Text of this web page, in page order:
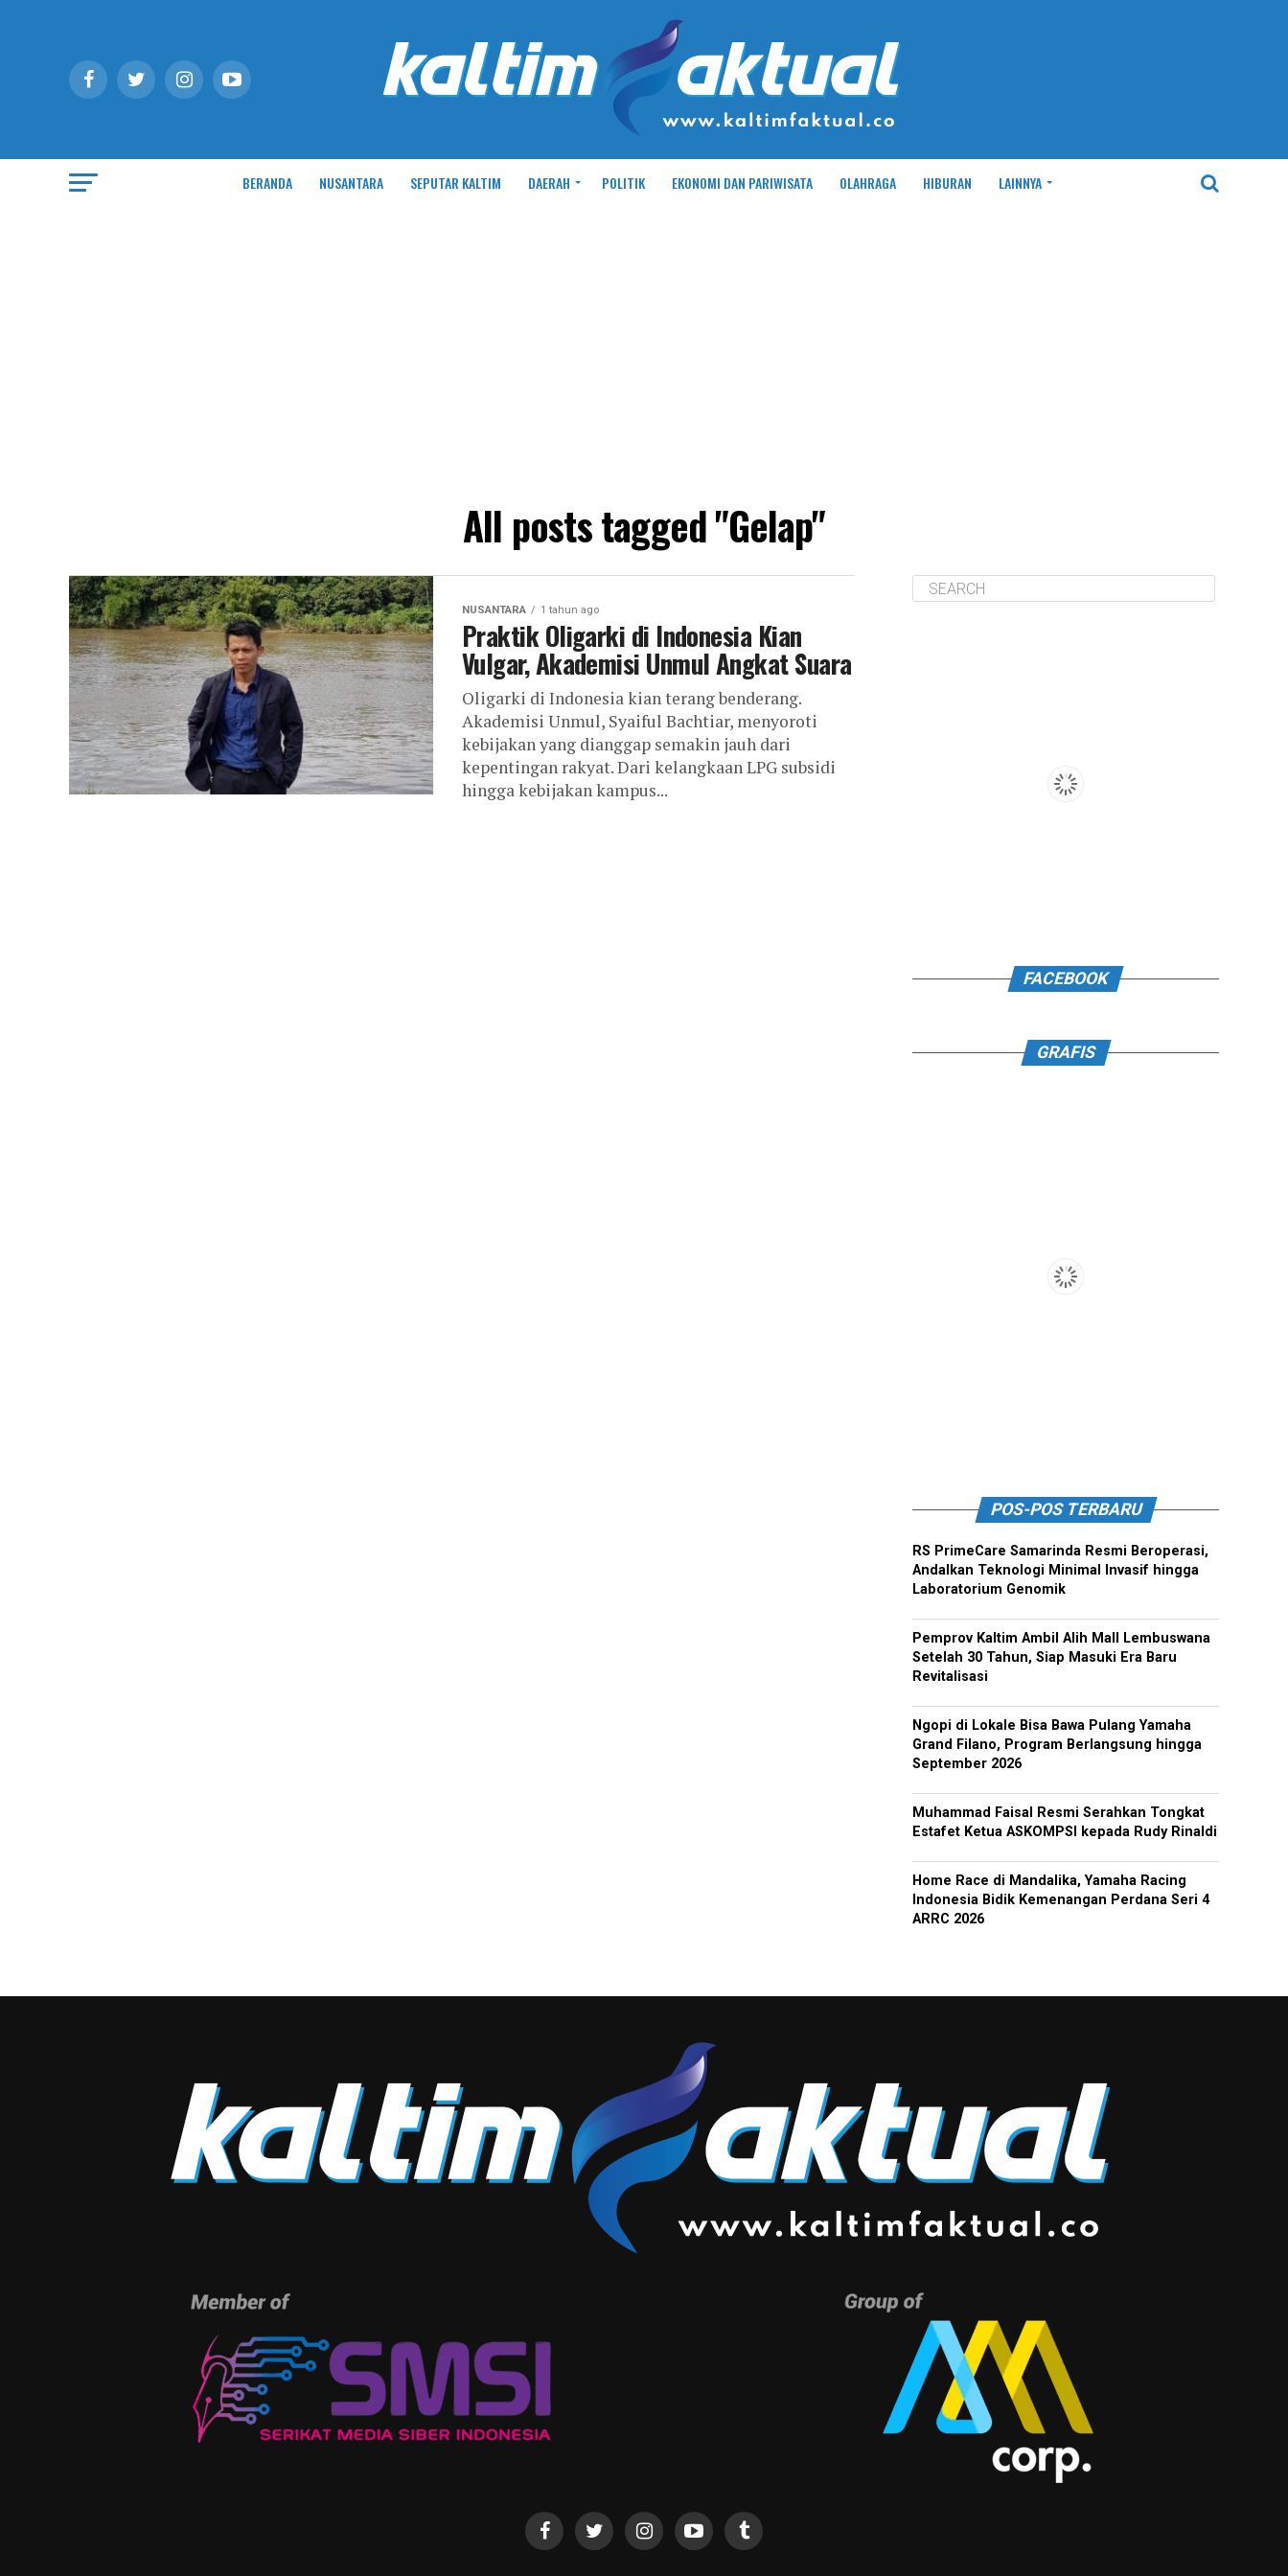
BERANDA NUSANTARA SEPUTAR KALTIM DAERAH POLITIK EKONOMI DAN PARIWISATA OLAHRAGA HIBURAN LAINNYA
All posts tagged "Gelap"
NUSANTARA 1 tahun ago
Praktik Oligarki di Indonesia Kian
Vulgar, Akademisi Unmul Angkat Suara
Oligarki di Indonesia kian terang benderang.
Akademisi Unmul, Syaiful Bachtiar, menyoroti
kebijakan yang dianggap semakin jauh dari
kepentingan rakyat. Dari kelangkaan LPG subsidi
hingga kebijakan kampus...
FACEBOOK
GRAFIS
POS-POS TERBARU
RS PrimeCare Samarinda Resmi Beroperasi,
Andalkan Teknologi Minimal Invasif hingga
Laboratorium Genomik
Pemprov Kaltim Ambil Alih Mall Lembuswana
Setelah 30 Tahun, Siap Masuki Era Baru
Revitalisasi
Ngopi di Lokale Bisa Bawa Pulang Yamaha
Grand Filano, Program Berlangsung hingga
September 2026
Muhammad Faisal Resmi Serahkan Tongkat
Estafet Ketua ASKOMPSI kepada Rudy Rinaldi
Home Race di Mandalika, Yamaha Racing
Indonesia Bidik Kemenangan Perdana Seri 4
ARRC 2026